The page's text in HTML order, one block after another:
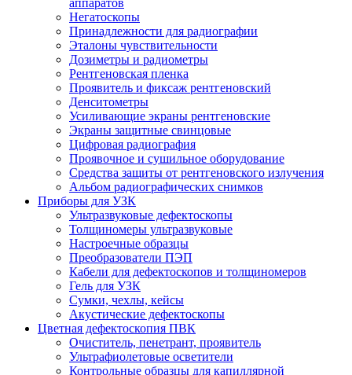
аппаратов
Негатоскопы
Принадлежности для радиографии
Эталоны чувствительности
Дозиметры и радиометры
Рентгеновская пленка
Проявитель и фиксаж рентгеновский
Денситометры
Усиливающие экраны рентгеновские
Экраны защитные свинцовые
Цифровая радиография
Проявочное и сушильное оборудование
Средства защиты от рентгеновского излучения
Альбом радиографических снимков
Приборы для УЗК
Ультразвуковые дефектоскопы
Толщиномеры ультразвуковые
Настроечные образцы
Преобразователи ПЭП
Кабели для дефектоскопов и толщиномеров
Гель для УЗК
Сумки, чехлы, кейсы
Акустические дефектоскопы
Цветная дефектоскопия ПВК
Очиститель, пенетрант, проявитель
Ультрафиолетовые осветители
Контрольные образцы для капиллярной